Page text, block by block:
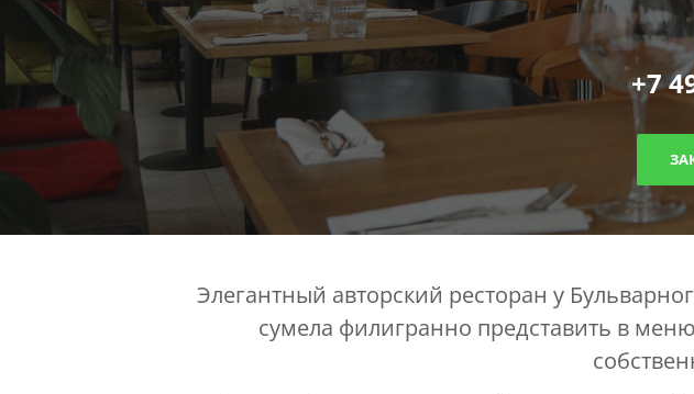
+7
Элегантный авторский ресторан у
сумела филигранно представить в